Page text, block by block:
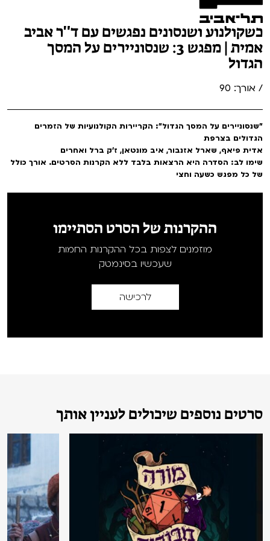
כשקולנוע ושנסונים נפגשים עם ד"ר אביב
אמית | מפגש 3: שנסוניירים על המסך
הגדול
/ אורך: 90
"שנסוניירים על המסך הגדול": הקריירות הקולנועיות של הזמרים
הגדולים בצרפת
אדית פיאף, שארל אזנבור, איב מונטאן, ז'ק ברל ואחרים
שימו לב: הסדרה היא הרצאות בלבד ללא הקרנות הסרטים. אורך כולל
של כל מפגש כשעה וחצי
ההקרנות של הסרט הסתיימו
מוזמנים לצפות בכל ההקרנות החמות
שעכשיו בסינמטק
לרכישה
סרטים נוספים שיכולים לעניין אותך